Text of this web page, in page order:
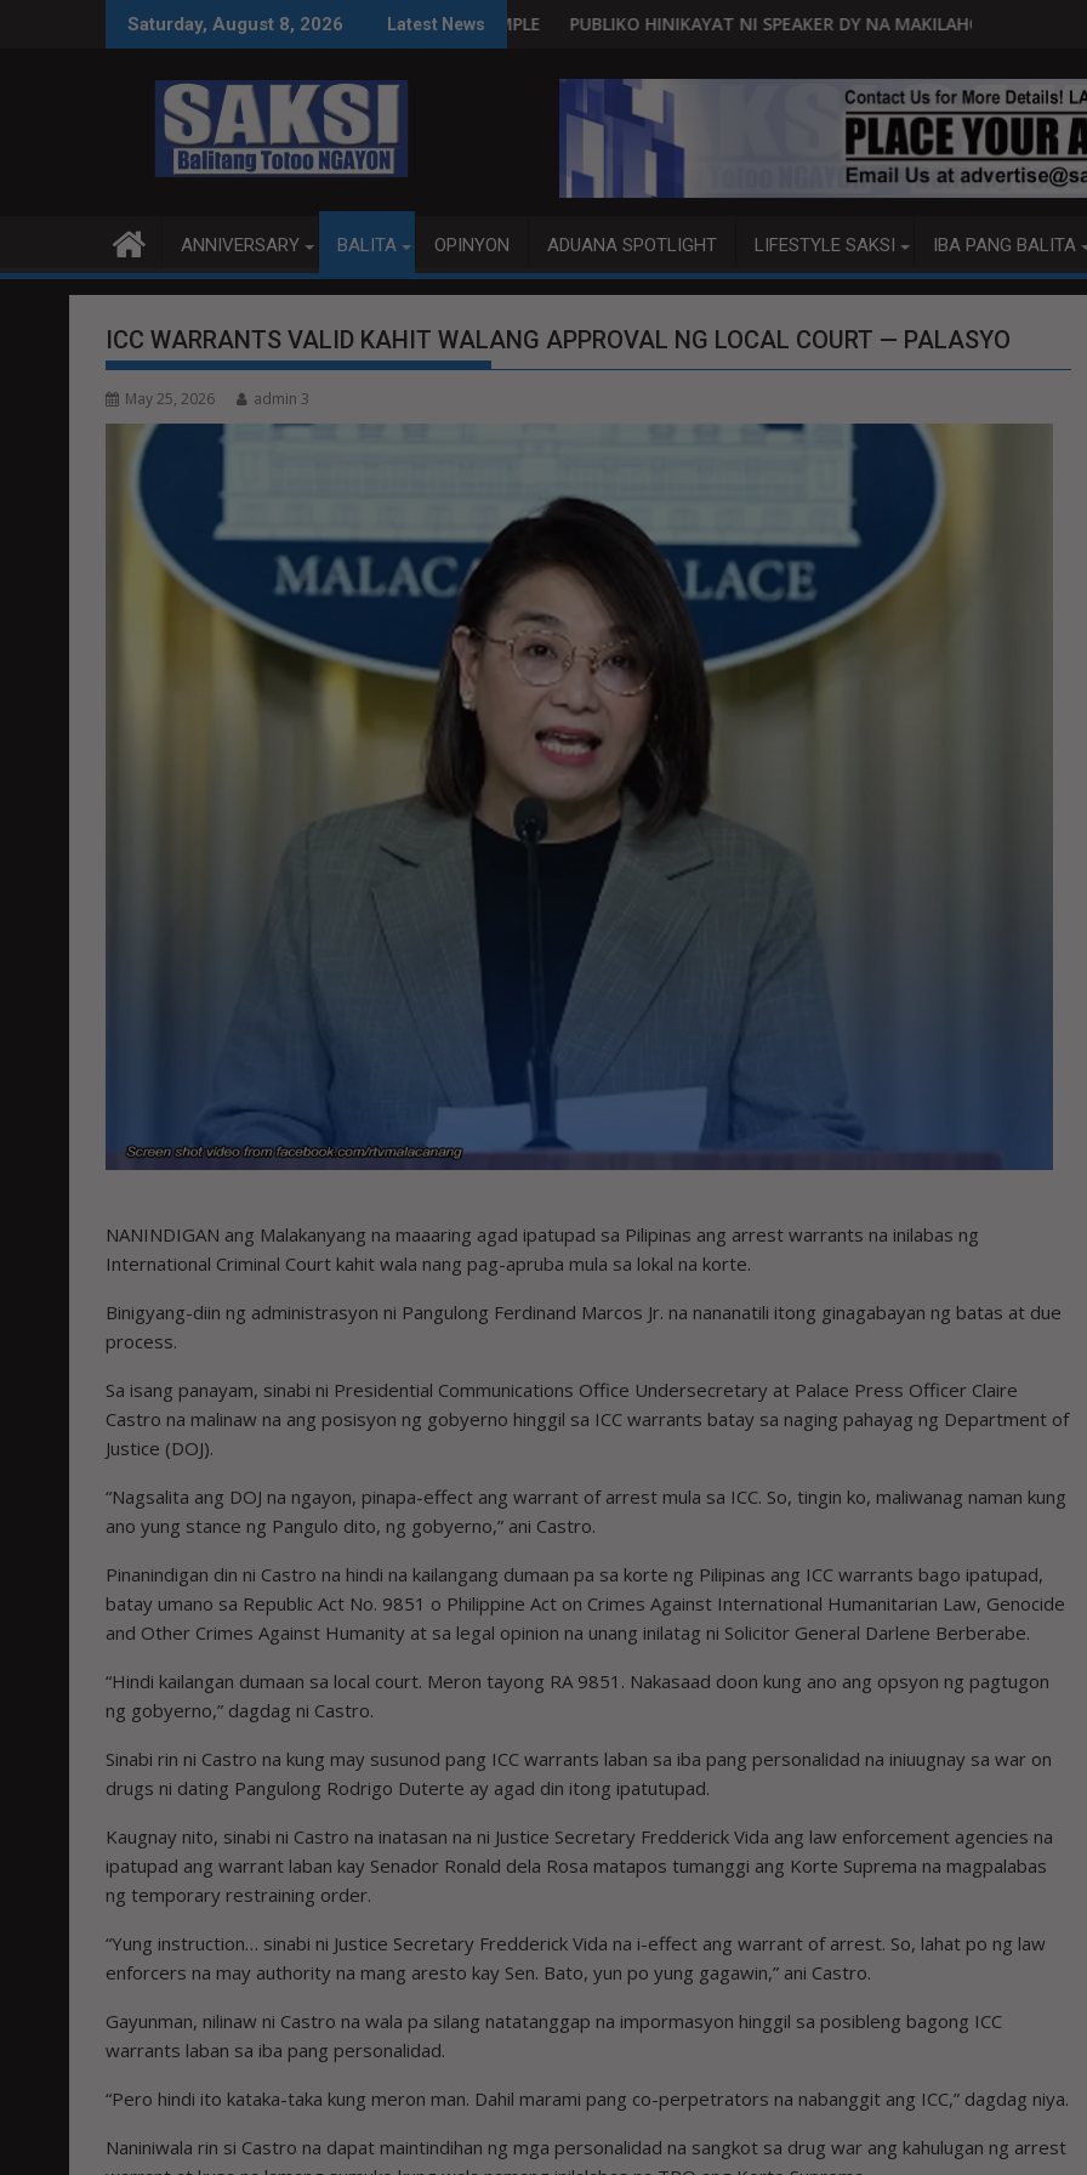
Saturday, August 8, 2026 Latest News
SA WPS O MAGBITIW
SA KONGRESO NA SUSPENDIHIN IMPLEMENTASYON NG RPVARAPUBLIKO HINIKAYAT NI SPEAKER DY NA MAKILAHOK SA PAGBUO NG MGA BATAS
MALACAÑANG PINAAARAL
ANNIVERSARY BALITA OPINYON ADUANA SPOTLIGHT LIFESTYLE SAKSI IBA PANG BALITA
ICC WARRANTS VALID KAHIT WALANG APPROVAL NG LOCAL COURT — PALASYO
May 25, 2026 admin 3
NANINDIGAN ang Malakanyang na maaaring agad ipatupad sa Pilipinas ang arrest warrants na inilabas ng
International Criminal Court kahit wala nang pag-apruba mula sa lokal na korte.
Binigyang-diin ng administrasyon ni Pangulong Ferdinand Marcos Jr. na nananatili itong ginagabayan ng batas at due
process.
Sa isang panayam, sinabi ni Presidential Communications Office Undersecretary at Palace Press Officer Claire
Castro na malinaw na ang posisyon ng gobyerno hinggil sa ICC warrants batay sa naging pahayag ng Department of
Justice (DOJ).
“Nagsalita ang DOJ na ngayon, pinapa-effect ang warrant of arrest mula sa ICC. So, tingin ko, maliwanag naman kung
ano yung stance ng Pangulo dito, ng gobyerno,” ani Castro.
Pinanindigan din ni Castro na hindi na kailangang dumaan pa sa korte ng Pilipinas ang ICC warrants bago ipatupad,
batay umano sa Republic Act No. 9851 o Philippine Act on Crimes Against International Humanitarian Law, Genocide
and Other Crimes Against Humanity at sa legal opinion na unang inilatag ni Solicitor General Darlene Berberabe.
“Hindi kailangan dumaan sa local court. Meron tayong RA 9851. Nakasaad doon kung ano ang opsyon ng pagtugon
ng gobyerno,” dagdag ni Castro.
Sinabi rin ni Castro na kung may susunod pang ICC warrants laban sa iba pang personalidad na iniuugnay sa war on
drugs ni dating Pangulong Rodrigo Duterte ay agad din itong ipatutupad.
Kaugnay nito, sinabi ni Castro na inatasan na ni Justice Secretary Fredderick Vida ang law enforcement agencies na
ipatupad ang warrant laban kay Senador Ronald dela Rosa matapos tumanggi ang Korte Suprema na magpalabas
ng temporary restraining order.
“Yung instruction… sinabi ni Justice Secretary Fredderick Vida na i-effect ang warrant of arrest. So, lahat po ng law
enforcers na may authority na mang aresto kay Sen. Bato, yun po yung gagawin,” ani Castro.
Gayunman, nilinaw ni Castro na wala pa silang natatanggap na impormasyon hinggil sa posibleng bagong ICC
warrants laban sa iba pang personalidad.
“Pero hindi ito kataka-taka kung meron man. Dahil marami pang co-perpetrators na nabanggit ang ICC,” dagdag niya.
Naniniwala rin si Castro na dapat maintindihan ng mga personalidad na sangkot sa drug war ang kahulugan ng arrest